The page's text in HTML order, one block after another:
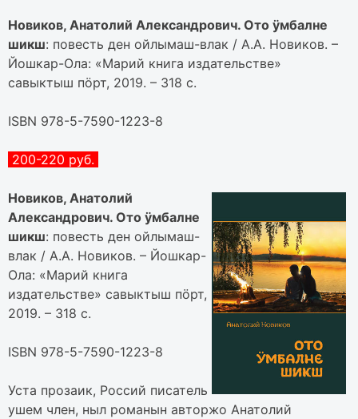
Новиков, Анатолий Александрович. Ото ӱмбалне
шикш: повесть ден ойлымаш-влак / А.А. Новиков. –
Йошкар-Ола: «Марий книга издательстве»
савыктыш пӧрт, 2019. – 318 с.
ISBN 978-5-7590-1223-8
200-220 руб.
Новиков, Анатолий
Александрович. Ото ӱмбалне
шикш: повесть ден ойлымаш-
влак / А.А. Новиков. – Йошкар-
Ола: «Марий книга
издательстве» савыктыш пӧрт,
2019. – 318 с.
ISBN 978-5-7590-1223-8
Уста прозаик, Россий писатель
ушем член, ныл романын авторжо Анатолий